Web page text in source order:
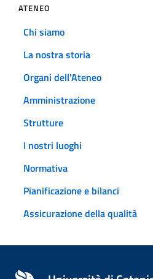
ATENEO
Chi siamo
La nostra storia
Organi dell'Ateneo
Amministrazione
Strutture
I nostri luoghi
Normativa
Pianificazione e bilanci
Assicurazione della qualità